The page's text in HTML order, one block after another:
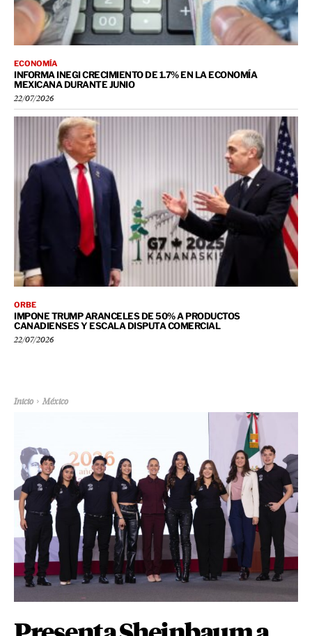
ECONOMÍA
INFORMA INEGI CRECIMIENTO DE 1.7% EN LA ECONOMÍA
MEXICANA DURANTE JUNIO
22/07/2026
ORBE
IMPONE TRUMP ARANCELES DE 50% A PRODUCTOS
CANADIENSES Y ESCALA DISPUTA COMERCIAL
22/07/2026